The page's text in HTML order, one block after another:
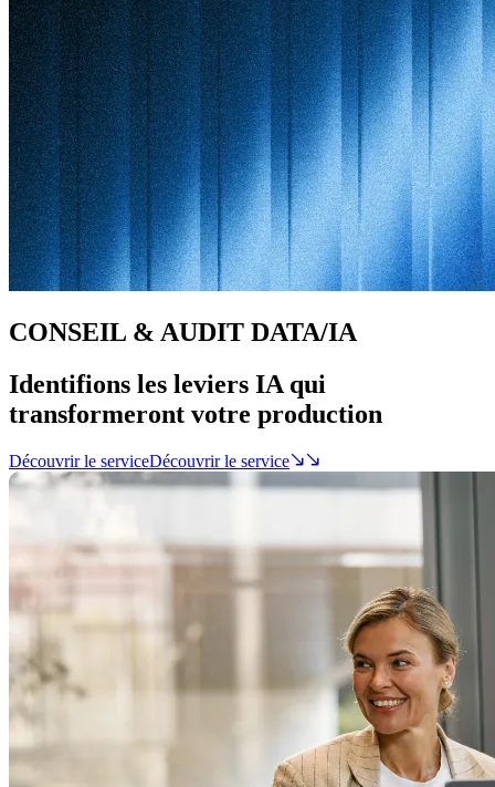
CONSEIL & AUDIT DATA/IA
Identifions les leviers IA qui
transformeront votre production
Découvrir le serviceDécouvrir le service